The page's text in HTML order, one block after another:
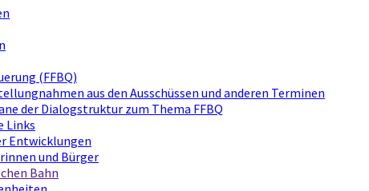
(FFBQ)
aus den Ausschüssen und anderen Terminen
der Dialogstruktur zum Thema FFBQ
Links
Entwicklungen
und Bürger
Bahn